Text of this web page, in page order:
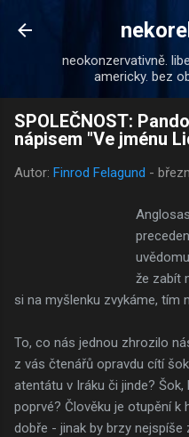
Přeskočit
neokonzervativně.
americky. bez
SPOLEČNOST:
nápisem "Ve jménu
Autor: Finrod Felagund -
že zabít
si na myšlenku zvykáme, tím
To, co nás jednou zhrozilo
z vás čtenářů opravdu cítí
atentátu v Iráku či jinde?
poprvé? Člověku je otupění
dobře - jinak by brzy